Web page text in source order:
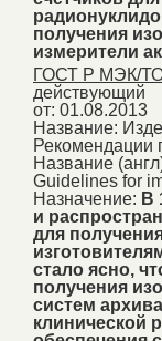
получения
измерители
ГОСТ Р МЭК/ТО
действующий
от: 01.08.2013
Название:
Рекомендации
Название
Guidelines for
Назначение: В
и
для
стало ясно,
получения
систем
клинической